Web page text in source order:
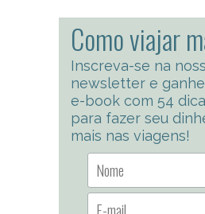
Como viajar
Inscreva-se na
newsletter e ganhe
e-book com 54
para fazer seu
mais nas viagens!